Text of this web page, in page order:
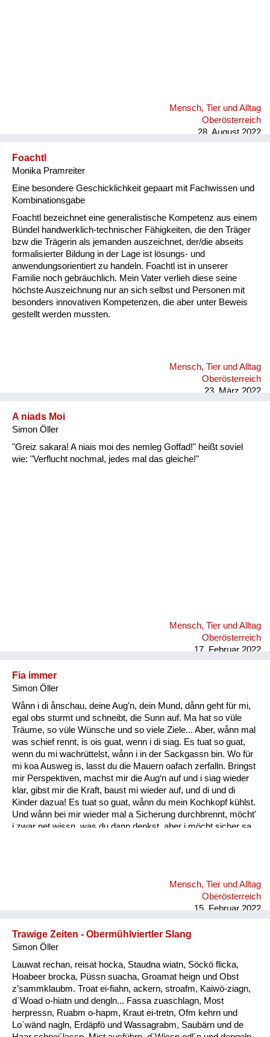
Mensch, Tier und Alltag
Oberösterreich
28. August 2022
Foachtl
Monika Pramreiter
Eine besondere Geschicklichkeit gepaart mit Fachwissen und
Kombinationsgabe
Foachtl bezeichnet eine generalistische Kompetenz aus einem
Bündel handwerklich-technischer Fähigkeiten, die den Träger
bzw die Trägerin als jemanden auszeichnet, der/die abseits
formalisierter Bildung in der Lage ist lösungs- und
anwendungsorientiert zu handeln. Foachtl ist in unserer
Familie noch gebräuchlich. Mein Vater verlieh diese seine
höchste Auszeichnung nur an sich selbst und Personen mit
besonders innovativen Kompetenzen, die aber unter Beweis
gestellt werden mussten.
Mensch, Tier und Alltag
Oberösterreich
23. März 2022
A niads Moi
Simon Öller
"Greiz sakara! A niais moi des nemleg Goffad!" heißt soviel
wie: "Verflucht nochmal, jedes mal das gleiche!"
Mensch, Tier und Alltag
Oberösterreich
17. Februar 2022
Fia immer
Simon Öller
Wånn i di ånschau, deine Aug'n, dein Mund, dånn geht für mi,
egal obs sturmt und schneibt, die Sunn auf. Ma hat so vüle
Träume, so vüle Wünsche und so viele Ziele... Aber, wånn mal
was schief rennt, is ois guat, wenn i di siag. Es tuat so guat,
wenn du mi wachrüttelst, wånn i in der Sackgassn bin. Wo für
mi koa Ausweg is, lasst du die Mauern oafach zerfalln. Bringst
mir Perspektiven, machst mir die Aug‘n auf und i siag wieder
klar, gibst mir die Kraft, baust mi wieder auf, und di und di
Kinder dazua! Es tuat so guat, wånn du mein Kochkopf kühlst.
Und wånn bei mir wieder mal a Sicherung durchbrennt, möcht'
i zwar net wissn, was du dann denkst, aber i möcht sicher sa,
immer! Wånn i di anschau, deine Aug’n, all’s ån dir, dånn geht
Mensch, Tier und Alltag
Oberösterreich
15. Februar 2022
Trawige Zeiten - Obermühlviertler Slang
Simon Öller
Lauwat rechan, reisat hocka, Staudna wiatn, Söckö flicka,
Hoabeer brocka, Püssn suacha, Groamat heign und Obst
z’sammklaubm. Troat ei-fiahn, ackern, stroafm, Kaiwö-ziagn,
d`Woad o-hiatn und dengln... Fassa zuaschlagn, Most
herpressn, Ruabm o-hapm, Kraut ei-tretn, Ofm kehrn und
Lo`wänd nagln, Erdäpfö und Wassagrabm, Saubärn und de